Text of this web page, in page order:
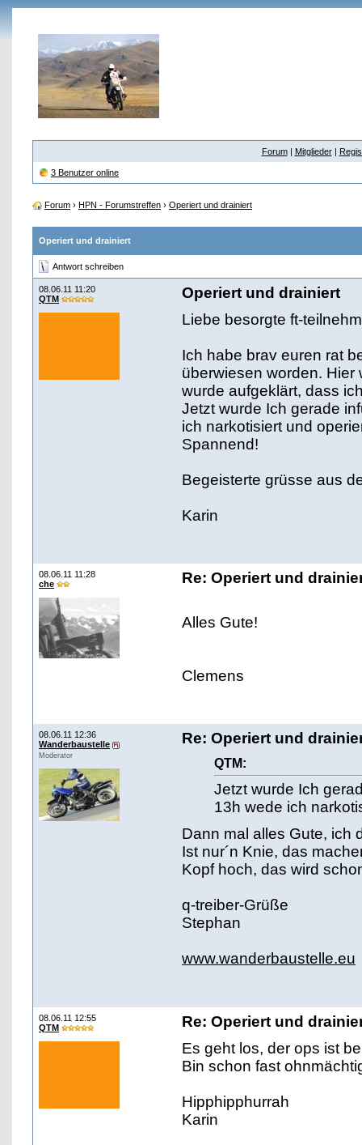
Forum| Mitglieder|
3 Benutzer online
Forum › HPN - Forumstreffen › Operiert und drainiert
Operiert und drainiert
Antwort schreiben
08.06.11 11:20
QTM
Operiert und drainiert
Liebe besorgte ft-
Ich habe brav euren rat
überwiesen worden.
wurde aufgeklärt, dass
Jetzt wurde Ich gerade
ich narkotisiert und
Spannend!
Begeisterte grüsse aus
Karin
08.06.11 11:28
che
Re: Operiert und
Alles Gute!
Clemens
08.06.11 12:36
Wanderbaustelle
Moderator
Re: Operiert und
QTM:
Jetzt wurde Ich
13h wede ich
Dann mal alles Gute, ich
Ist nur´n Knie, das
Kopf hoch, das wird
q-treiber-Grüße
Stephan
www.wanderbaustelle.eu
08.06.11 12:55
QTM
Re: Operiert und
Es geht los, der ops ist
Bin schon fast
Hipphipphurrah
Karin